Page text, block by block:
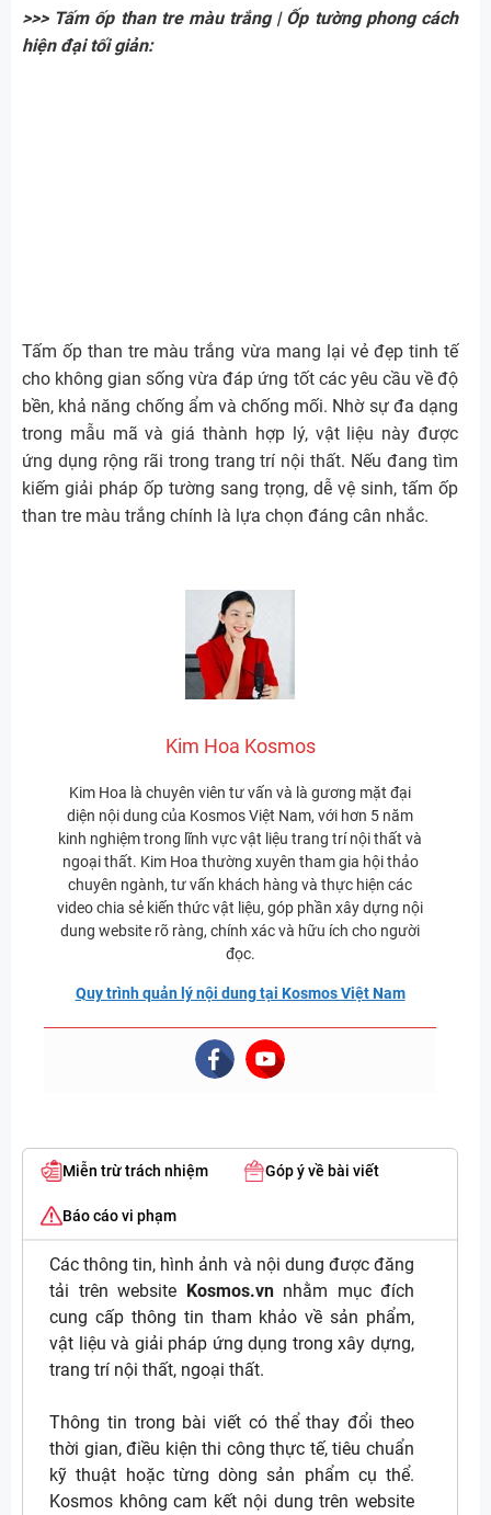
>>> Tấm ốp than tre màu trắng | Ốp tường phong cách
hiện đại tối giản:
Tấm ốp than tre màu trắng vừa mang lại vẻ đẹp tinh tế
cho không gian sống vừa đáp ứng tốt các yêu cầu về độ
bền, khả năng chống ẩm và chống mối. Nhờ sự đa dạng
trong mẫu mã và giá thành hợp lý, vật liệu này được
ứng dụng rộng rãi trong trang trí nội thất. Nếu đang tìm
kiếm giải pháp ốp tường sang trọng, dễ vệ sinh, tấm ốp
than tre màu trắng chính là lựa chọn đáng cân nhắc.
Kim Hoa Kosmos
Kim Hoa là chuyên viên tư vấn và là gương mặt đại
diện nội dung của Kosmos Việt Nam, với hơn 5 năm
kinh nghiệm trong lĩnh vực vật liệu trang trí nội thất và
ngoại thất. Kim Hoa thường xuyên tham gia hội thảo
chuyên ngành, tư vấn khách hàng và thực hiện các
video chia sẻ kiến thức vật liệu, góp phần xây dựng nội
dung website rõ ràng, chính xác và hữu ích cho người
đọc.
Quy trình quản lý nội dung tại Kosmos Việt Nam
Miễn trừ trách nhiệm Góp ý về bài viết
Báo cáo vi phạm
Các thông tin, hình ảnh và nội dung được đăng
tải trên website Kosmos.vnnhằm mục đích
cung cấp thông tin tham khảo về sản phẩm,
vật liệu và giải pháp ứng dụng trong xây dựng,
trang trí nội thất, ngoại thất.
Thông tin trong bài viết có thể thay đổi theo
thời gian, điều kiện thi công thực tế, tiêu chuẩn
kỹ thuật hoặc từng dòng sản phẩm cụ thể.
Kosmos không cam kết nội dung trên website